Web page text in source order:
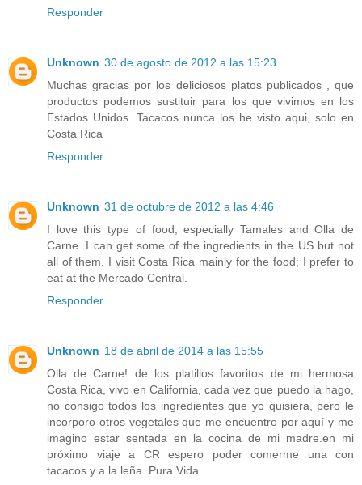
Responder
Unknown 30 de agosto de 2012 a las 15:23
Muchas gracias por los deliciosos platos publicados , que
productos podemos sustituir para los que vivimos en los
Estados Unidos. Tacacos nunca los he visto aqui, solo en
Costa Rica
Responder
Unknown 31 de octubre de 2012 a las 4:46
I love this type of food, especially Tamales and Olla de
Carne. I can get some of the ingredients in the US but not
all of them. I visit Costa Rica mainly for the food; I prefer to
eat at the Mercado Central.
Responder
Unknown 18 de abril de 2014 a las 15:55
Olla de Carne! de los platillos favoritos de mi hermosa
Costa Rica, vivo en California, cada vez que puedo la hago,
no consigo todos los ingredientes que yo quisiera, pero le
incorporo otros vegetales que me encuentro por aquí y me
imagino estar sentada en la cocina de mi madre.en mi
próximo viaje a CR espero poder comerme una con
tacacos y a la leña. Pura Vida.